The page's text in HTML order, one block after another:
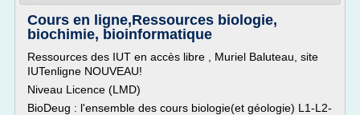
Cours en ligne,Ressources biologie,
biochimie, bioinformatique
Ressources des IUT en accès libre , Muriel Baluteau, site
IUTenligne NOUVEAU!
Niveau Licence (LMD)
BioDeug : l'ensemble des cours biologie(et géologie) L1-L2-